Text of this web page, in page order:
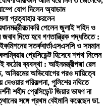
যোগ দিলেন অ্যাডাম
প্রত্যাহার করলেন
চাকরি পেলেন জুলাই শহিদ ও
দিতে হবে গণতান্ত্রিক পদ্ধতিতে :
সতর্কবার্তাএসএসসি ও সমমান
প্রেসিডেন্ট হিসেবে শপথ নিলেন
কঠোর ব্যবস্থা : আইনমন্ত্রীপদ্মা রেল
অনিয়মের অভিযোগের পরও দায়িত্বে
দেওয়ার পরিকল্পনা, পুলিশের নথিতে
শহীদ প্রেসিডেন্ট জিয়ার ভাষণ না
সঙ্গে প্রথম বেইমানি করেছেন ডা.